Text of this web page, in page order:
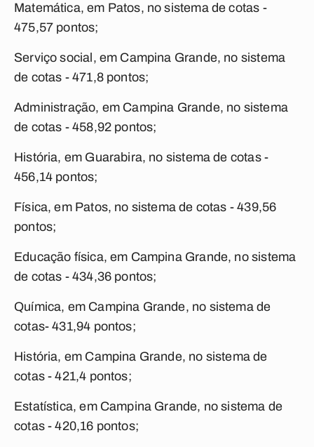
Matemática, em Patos, no sistema de cotas -
475,57 pontos;
Serviço social, em Campina Grande, no sistema
de cotas - 471,8 pontos;
Administração, em Campina Grande, no sistema
de cotas - 458,92 pontos;
História, em Guarabira, no sistema de cotas -
456,14 pontos;
Física, em Patos, no sistema de cotas - 439,56
pontos;
Educação física, em Campina Grande, no sistema
de cotas - 434,36 pontos;
Química, em Campina Grande, no sistema de
cotas- 431,94 pontos;
História, em Campina Grande, no sistema de
cotas - 421,4 pontos;
Estatística, em Campina Grande, no sistema de
cotas - 420,16 pontos;